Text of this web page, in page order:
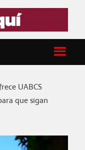
UABCS
que sigan